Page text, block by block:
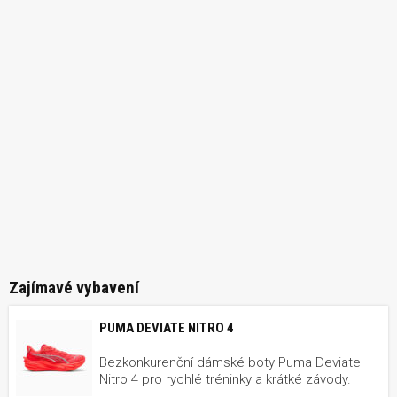
Zajímavé vybavení
PUMA DEVIATE NITRO 4
Bezkonkurenční dámské boty Puma Deviate
Nitro 4 pro rychlé tréninky a krátké závody.